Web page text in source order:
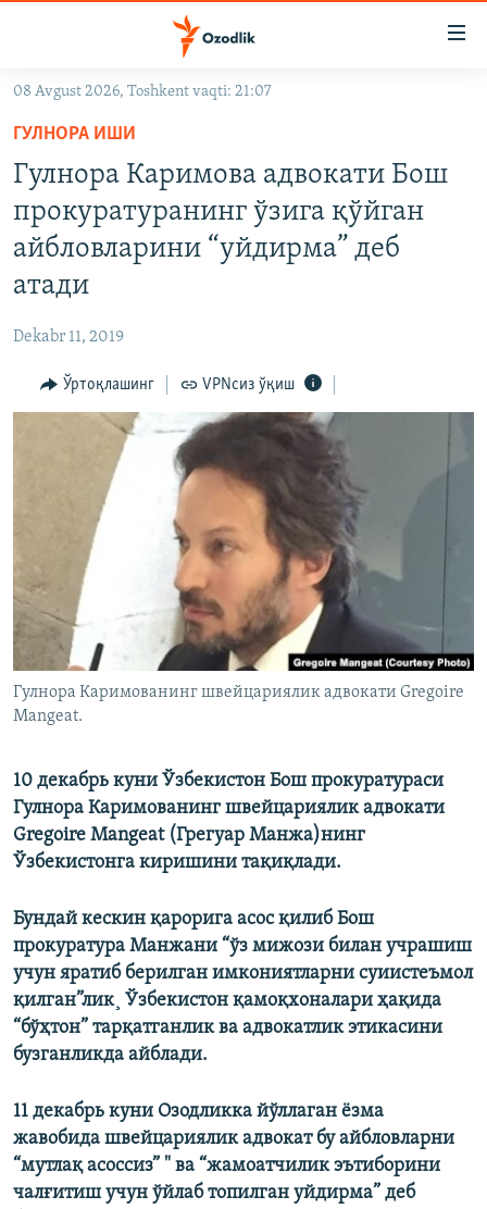
Асосий
навигацияга
ўтинг
Қидиришга
ўтинг
OZODARXIV
На русском
Озодлик бошқа тилларда
08 Avgust 2026, Toshkent vaqti: 21:07
ГУЛНОРА ИШИ
Гулнора Каримова адвокати Бош
прокуратуранинг ўзига қўйган
айбловларини “уйдирма” деб
атади
Dekabr 11, 2019
Ўртоқлашинг VPNсиз ўқиш
Гулнора Каримованинг швейцариялик адвокати Gregoire
Mangeat.
10 декабрь куни Ўзбекистон Бош прокуратураси
Гулнора Каримованинг швейцариялик адвокати
Gregoire Mangeat (Грегуар Манжа)нинг
Ўзбекистонга киришини тақиқлади.
Бундай кескин қарорига асос қилиб Бош
прокуратура Манжани “ўз мижози билан учрашиш
учун яратиб берилган имкониятларни суиистеъмол
қилган”лик¸ Ўзбекистон қамоқхоналари ҳақида
“бўҳтон” тарқатганлик ва адвокатлик этикасини
бузганликда айблади.
11 декабрь куни Озодликка йўллаган ëзма
жавобида швейцариялик адвокат бу айбловларни
“мутлақ асоссиз” " ва “жамоатчилик эътиборини
чалғитиш учун ўйлаб топилган уйдирма” деб